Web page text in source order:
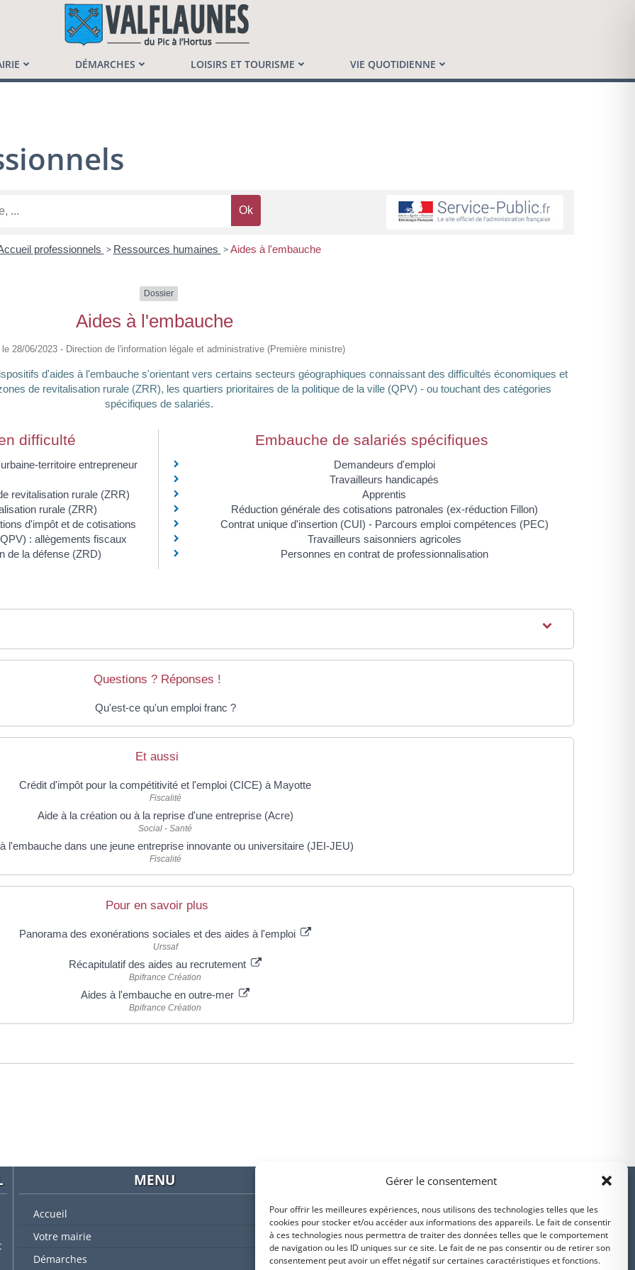
Gérer le consentement
Pour offrir les meilleures expériences, nous utilisons des technologies telles que les
cookies pour stocker et/ou accéder aux informations des appareils. Le fait de consentir
à ces technologies nous permettra de traiter des données telles que le comportement
de navigation ou les ID uniques sur ce site. Le fait de ne pas consentir ou de retirer son
consentement peut avoir un effet négatif sur certaines caractéristiques et fonctions.
DÉMARCHES LOISIRS ET TOURISME VIE QUOTIDIENNE
professionnels > Ressources humaines > Aides à l'embauche
Dossier
Aides à l'embauche
28/06/2023 - Direction de l'information légale et administrative (Première ministre)
d'aides à l'embauche s'orientant vers certains secteurs géographiques connaissant des difficultés économiques et
de revitalisation rurale (ZRR), les quartiers prioritaires de la politique de la ville (QPV) - ou touchant des catégories
spécifiques de salariés.
difficulté
territoire entrepreneur
revitalisation rurale (ZRR)
rurale (ZRR)
d'impôt et de cotisations
: allègements fiscaux
de la défense (ZRD)
Embauche de salariés spécifiques
Demandeurs d'emploi
Travailleurs handicapés
Apprentis
Réduction générale des cotisations patronales (ex-réduction Fillon)
Contrat unique d'insertion (CUI) - Parcours emploi compétences (PEC)
Travailleurs saisonniers agricoles
Personnes en contrat de professionnalisation
Questions ? Réponses !
Qu'est-ce qu'un emploi franc ?
Et aussi
Crédit d'impôt pour la compétitivité et l'emploi (CICE) à Mayotte
Fiscalité
Aide à la création ou à la reprise d'une entreprise (Acre)
Social - Santé
l'embauche dans une jeune entreprise innovante ou universitaire (JEI-JEU)
Fiscalité
Pour en savoir plus
Panorama des exonérations sociales et des aides à l'emploi
Urssaf
Récapitulatif des aides au recrutement
Bpifrance Création
Aides à l'embauche en outre-mer
Bpifrance Création
MENU
Accueil
Votre mairie
Démarches
PARTENAIRES
Suivez-nous sur